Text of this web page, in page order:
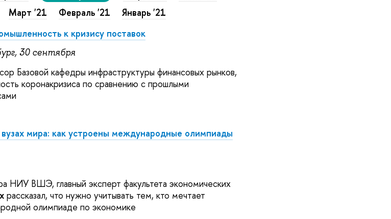
Март '21 Февраль '21
Январь '21
к кризису поставок
30 сентября
Базовой кафедры инфраструктуры финансовых рынков,
коронакризиса по сравнению с прошлыми
мира: как устроены международные олимпиады
НИУ ВШЭ, главный эксперт факультета экономических
рассказал, что нужно учитывать тем, кто мечтает
олимпиаде по экономике